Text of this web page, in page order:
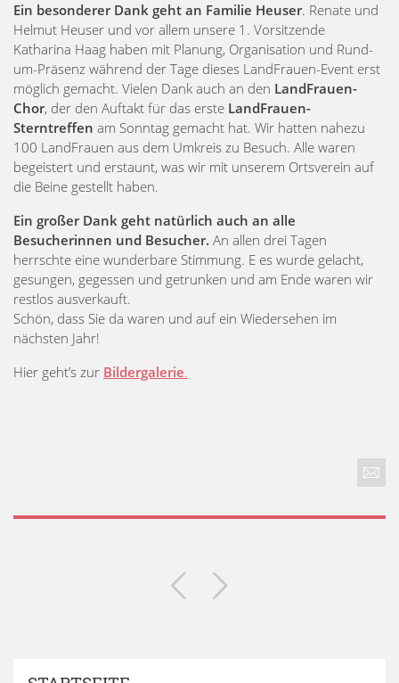
Ein besonderer Dank geht an Familie Heuser. Renate und
Helmut Heuser und vor allem unsere 1. Vorsitzende
Katharina Haag haben mit Planung, Organisation und Rund-
um-Präsenz während der Tage dieses LandFrauen-Event erst
möglich gemacht. Vielen Dank auch an den LandFrauen-
Chor, der den Auftakt für das erste LandFrauen-
Sterntreffen am Sonntag gemacht hat. Wir hatten nahezu
100 LandFrauen aus dem Umkreis zu Besuch. Alle waren
begeistert und erstaunt, was wir mit unserem Ortsverein auf
die Beine gestellt haben.
Ein großer Dank geht natürlich auch an alle
Besucherinnen und Besucher. An allen drei Tagen
herrschte eine wunderbare Stimmung. E es wurde gelacht,
gesungen, gegessen und getrunken und am Ende waren wir
restlos ausverkauft.
Schön, dass Sie da waren und auf ein Wiedersehen im
nächsten Jahr!
Hier geht’s zur Bildergalerie.